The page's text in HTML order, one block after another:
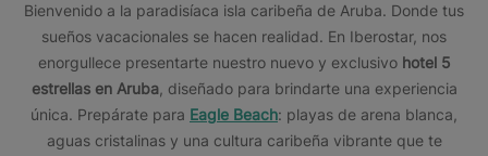
Bienvenido a la paradisíaca isla caribeña de Aruba. Donde tus
sueños vacacionales se hacen realidad. En Iberostar, nos
enorgullece presentarte nuestro nuevo y exclusivo hotel 5
estrellas en Aruba, diseñado para brindarte una experiencia
única. Prepárate para Eagle Beach: playas de arena blanca,
aguas cristalinas y una cultura caribeña vibrante que te